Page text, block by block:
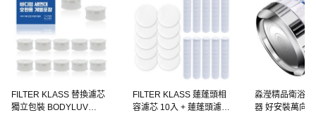
FILTER KLASS 替換濾芯
獨立包裝 BODYLUV
FILTER KLASS 蓮蓬頭相
容濾芯 10入 + 蓮蓬頭濾芯
淼瀅精品衛浴
器 好安裝萬向